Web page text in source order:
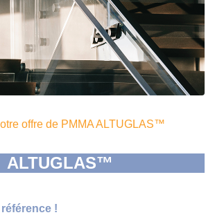
offre de PMMA ALTUGLAS™
ALTUGLAS™
!